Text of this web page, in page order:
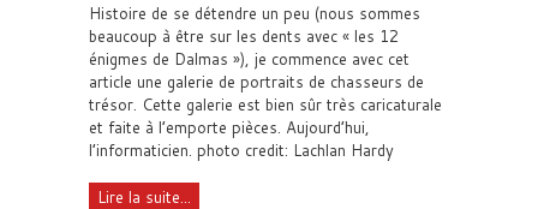
Histoire de se détendre un peu (nous sommes
beaucoup à être sur les dents avec « les 12
énigmes de Dalmas »), je commence avec cet
article une galerie de portraits de chasseurs de
trésor. Cette galerie est bien sûr très caricaturale
et faite à l’emporte pièces. Aujourd’hui,
l’informaticien. photo credit: Lachlan Hardy
Lire la suite...